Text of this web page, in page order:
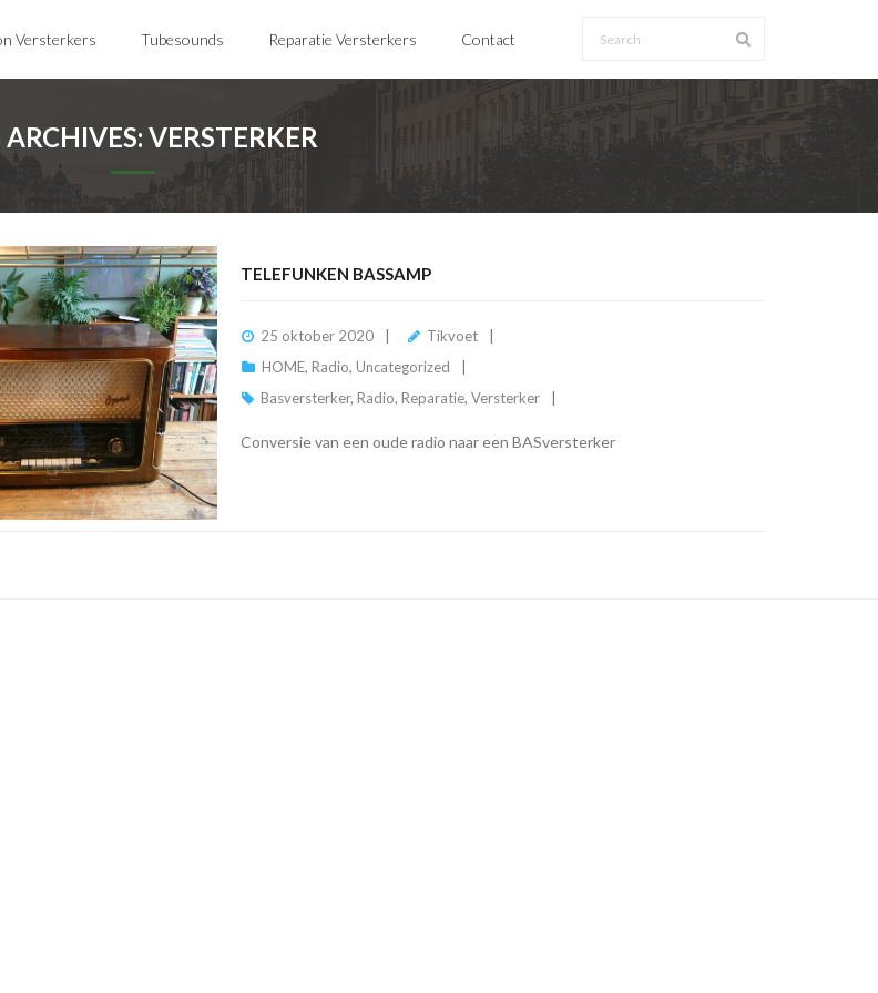
Versterkers Tubesounds Reparatie Versterkers Contact
ARCHIVES: VERSTERKER
TELEFUNKEN BASSAMP
25 oktober 2020
Tikvoet
HOME,Radio,Uncategorized
Basversterker,Radio,Reparatie,Versterker
Conversie van een oude radio naar een BASversterker